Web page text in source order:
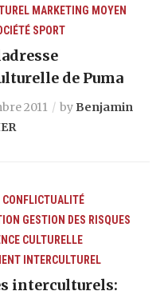
MARKETING MOYEN
SPORT
de Puma
2011 by Benjamin
CONFLICTUALITÉ
GESTION DES RISQUES
CULTURELLE
INTERCULTUREL
interculturels: